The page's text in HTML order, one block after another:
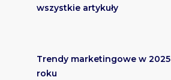
wszystkie artykuły
Trendy marketingowe w
roku